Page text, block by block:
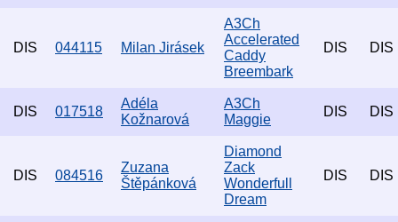
DIS 044115 Milan Jirásek
A3Ch
Accelerated
Caddy
Breembark
DIS DIS
DIS 017518
Adéla
Kožnarová
A3Ch
Maggie
DIS DIS
DIS 084516
Zuzana
Štěpánková
Diamond
Zack
Wonderfull
Dream
DIS DIS